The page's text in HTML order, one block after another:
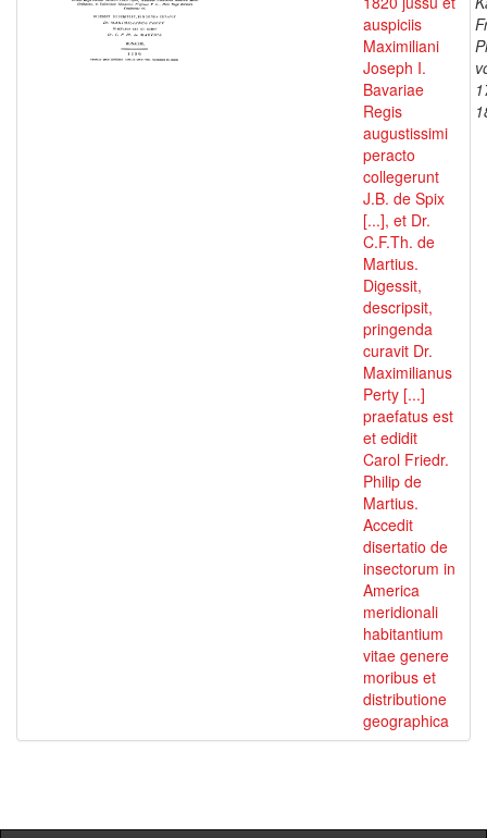
auspiciis
Maximiliani
Joseph I.
Bavariae
Regis
augustissimi
peracto
collegerunt
J.B. de Spix
[...], et Dr.
C.F.Th. de
Martius.
Digessit,
descripsit,
pringenda
curavit Dr.
Maximilianus
Perty [...]
praefatus est
et edidit
Carol Friedr.
Philip de
Martius.
Accedit
disertatio de
insectorum in
America
meridionali
habitantium
vitae genere
moribus et
distributione
geographica